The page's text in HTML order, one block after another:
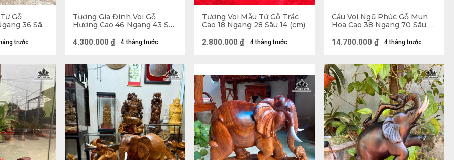
Phong Thủy trong phòng làm việc hay phòng học để giúp cho đầu óc được minh mẫn, có thể dễ
những khó khăn, gian nan, thử thách trước mặt. Qua đó giúp cho mọi việc luôn hanh thông, cầu được
hái được nhiều thành công nhất định trong cuộc sống.
Gỗ
36 Sâu
trước
Tượng Gia Đình Voi Gỗ
Hương Cao 46 Ngang 43 Sâu
4 tháng trước
4.300.000 ₫
Tượng Voi Mẫu Tử Gỗ Trắc
Cao 18 Ngang 28 Sâu 14 (cm)
4 tháng trước
2.800.000 ₫
Cầu Voi Ngũ Phúc Gỗ Mun
Hoa Cao 38 Ngang 70 Sâu 15
4 tháng trước
14.700.000 ₫